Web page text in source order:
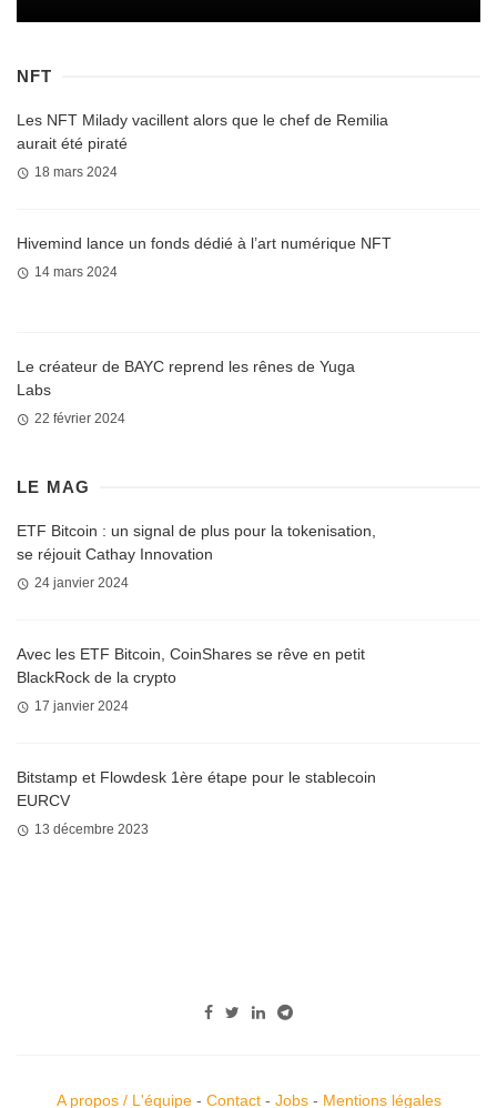
NFT
Les NFT Milady vacillent alors que le chef de Remilia
aurait été piraté
18 mars 2024
Hivemind lance un fonds dédié à l’art numérique NFT
14 mars 2024
Le créateur de BAYC reprend les rênes de Yuga
Labs
22 février 2024
LE MAG
ETF Bitcoin : un signal de plus pour la tokenisation,
se réjouit Cathay Innovation
24 janvier 2024
Avec les ETF Bitcoin, CoinShares se rêve en petit
BlackRock de la crypto
17 janvier 2024
Bitstamp et Flowdesk 1ère étape pour le stablecoin
EURCV
13 décembre 2023
A propos / L'équipe- Contact- Jobs- Mentions légales